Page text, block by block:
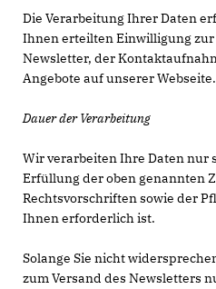
Die Verarbeitung Ihrer Daten
Ihnen erteilten Einwilligung
Newsletter, der
Angebote auf unserer Webseite.
Dauer der Verarbeitung
Wir verarbeiten Ihre Daten nur
Erfüllung der oben genannten
Rechtsvorschriften sowie der
Ihnen erforderlich ist.
Solange Sie nicht
zum Versand des Newsletters